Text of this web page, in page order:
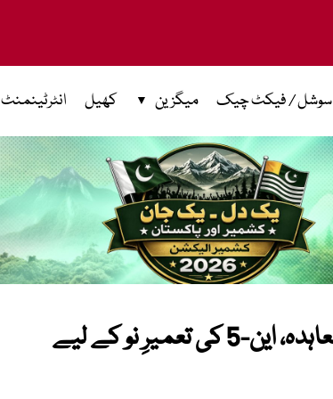
سوشل / فیکٹ چیک میگزین کھیل انٹرٹینمنٹ
پاکستان اور ایشیائی بینک کے درمیان بڑا معاہدہ، این-5 کی تعمیرِ نو کے لیے